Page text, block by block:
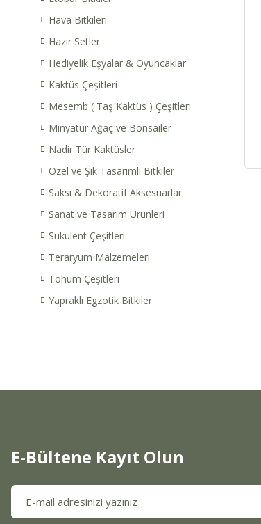
Hava Bitkileri
Hazır Setler
Hediyelik Eşyalar & Oyuncaklar
Kaktüs Çeşitleri
Mesemb ( Taş Kaktüs ) Çeşitleri
Minyatür Ağaç ve Bonsailer
Nadir Tür Kaktüsler
Özel ve Şık Tasarımlı Bitkiler
Saksı & Dekoratif Aksesuarlar
Sanat ve Tasarım Ürünleri
Sukulent Çeşitleri
Teraryum Malzemeleri
Tohum Çeşitleri
Yapraklı Egzotik Bitkiler
E-Bültene Kayıt Olun